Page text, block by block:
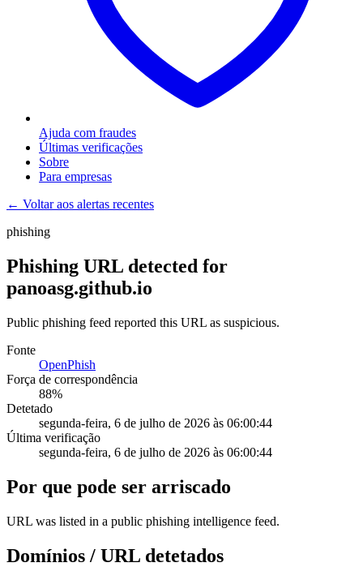
Ajuda com fraudes
Últimas verificações
Sobre
Para empresas
← Voltar aos alertas recentes
phishing
Phishing URL detected for
panoasg.github.io
Public phishing feed reported this URL as suspicious.
Fonte
OpenPhish
Força de correspondência
88%
Detetado
segunda-feira, 6 de julho de 2026 às 06:00:44
Última verificação
segunda-feira, 6 de julho de 2026 às 06:00:44
Por que pode ser arriscado
URL was listed in a public phishing intelligence feed.
Domínios / URL detetados